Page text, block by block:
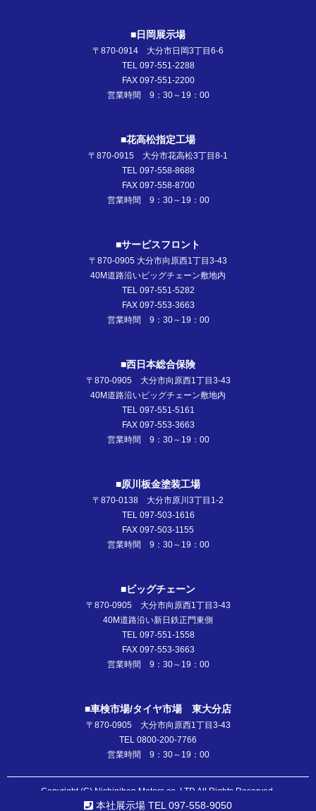
■日岡展示場
〒870-0914 大分市日岡3丁目6-6
TEL 097-551-2288
FAX 097-551-2200
営業時間 9：30～19：00
■花高松指定工場
〒870-0915 大分市花高松3丁目8-1
TEL 097-558-8688
FAX 097-558-8700
営業時間 9：30～19：00
■サービスフロント
〒870-0905 大分市向原西1丁目3-43
40M道路沿いビッグチェーン敷地内
TEL 097-551-5282
FAX 097-553-3663
営業時間 9：30～19：00
■西日本総合保険
〒870-0905 大分市向原西1丁目3-43
40M道路沿いビッグチェーン敷地内
TEL 097-551-5161
FAX 097-553-3663
営業時間 9：30～19：00
■原川板金塗装工場
〒870-0138 大分市原川3丁目1-2
TEL 097-503-1616
FAX 097-503-1155
営業時間 9：30～19：00
■ビッグチェーン
〒870-0905 大分市向原西1丁目3-43
40M道路沿い新日鉄正門東側
TEL 097-551-1558
FAX 097-553-3663
営業時間 9：30～19：00
■車検市場/タイヤ市場 東大分店
〒870-0905 大分市向原西1丁目3-43
TEL 0800-200-7766
営業時間 9：30～19：00
Copyright (C) Nishinihon Motors co.,LTD All Rights Reserved.
本社展示場 TEL 097-558-9050